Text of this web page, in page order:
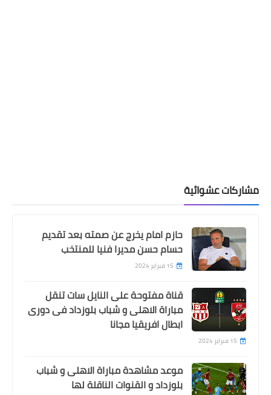
مشاركات عشوائية
حازم امام يخرج عن صمته بعد تقديم
حسام حسن مديرا فنيا للمنتخب
15 فبراير 2024
قناة مفتوحة على النايل سات تنقل
مباراة الاهلى و شباب بلوزداد فى دورى
ابطال افريقيا مجانا
15 فبراير 2024
موعد مشاهدة مباراة الاهلى و شباب
بلوزداد و القنوات الناقلة لها